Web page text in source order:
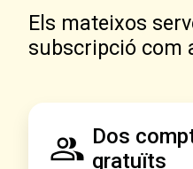
Els mateixos
subscripció com
Dos
gratuïts